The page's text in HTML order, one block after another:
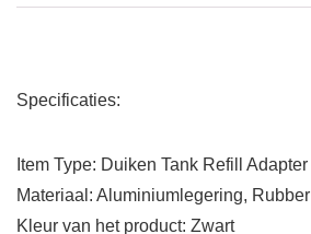
Specificaties:
Item Type: Duiken Tank Refill Adapter
Materiaal: Aluminiumlegering, Rubber
Kleur van het product: Zwart